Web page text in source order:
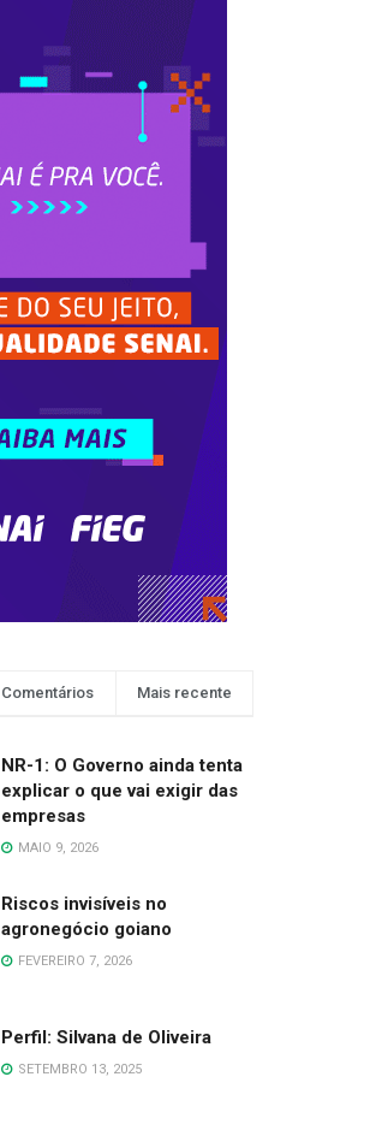
Comentários Mais recente
NR-1: O Governo ainda tenta
explicar o que vai exigir das
empresas
MAIO 9, 2026
Riscos invisíveis no
agronegócio goiano
FEVEREIRO 7, 2026
Perfil: Silvana de Oliveira
SETEMBRO 13, 2025